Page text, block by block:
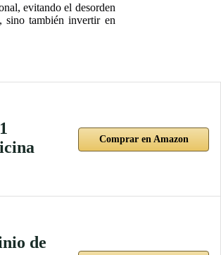
evitando el desorden
sino también invertir en
Comprar en Amazon
de